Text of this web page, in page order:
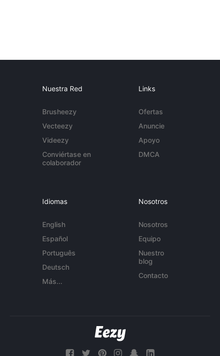
Nuestra Red
Brusheezy
Vecteezy
Videezy
Conviértase en
colaborador
Links
Ofertas
Anuncie
Apoyo
DMCA
Idiomas
English
Español
Português
Deutsch
Más...
Nosotros
Nosotros
Equipo
Nuestro
blog
Contacto